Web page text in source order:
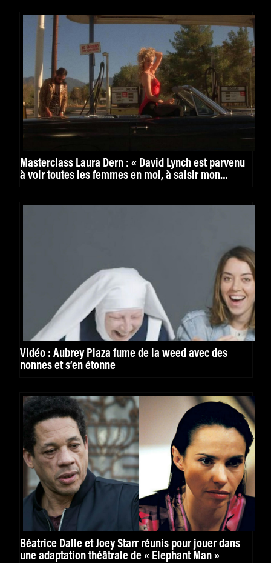
Masterclass Laura Dern : « David Lynch est parvenu
à voir toutes les femmes en moi, à saisir mon
Vidéo : Aubrey Plaza fume de la weed avec des
nonnes et s’en étonne
Béatrice Dalle et Joey Starr réunis pour jouer dans
une adaptation théâtrale de « Elephant Man »